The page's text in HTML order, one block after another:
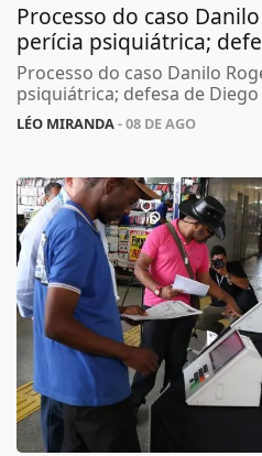
Processo do caso
perícia psiquiátrica;
Processo do caso Danilo
psiquiátrica; defesa de
LÉO MIRANDA- 08 DE AGO